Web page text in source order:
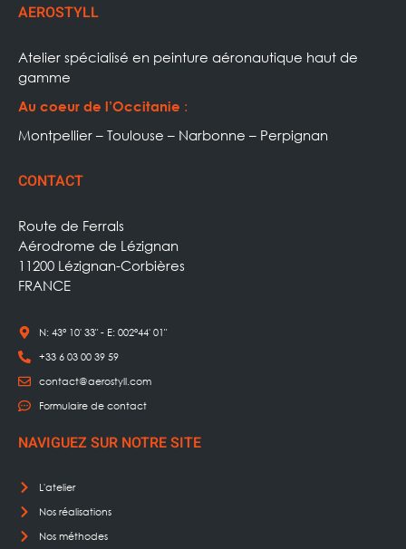
AEROSTYLL
Atelier spécialisé en peinture aéronautique haut de
gamme
Au coeur de l’Occitanie :
Montpellier – Toulouse – Narbonne – Perpignan
CONTACT
Route de Ferrals
Aérodrome de Lézignan
11200 Lézignan-Corbières
FRANCE
N: 43° 10' 33" - E: 002°44' 01"
+33 6 03 00 39 59
contact@aerostyll.com
Formulaire de contact
NAVIGUEZ SUR NOTRE SITE
L'atelier
Nos réalisations
Nos méthodes